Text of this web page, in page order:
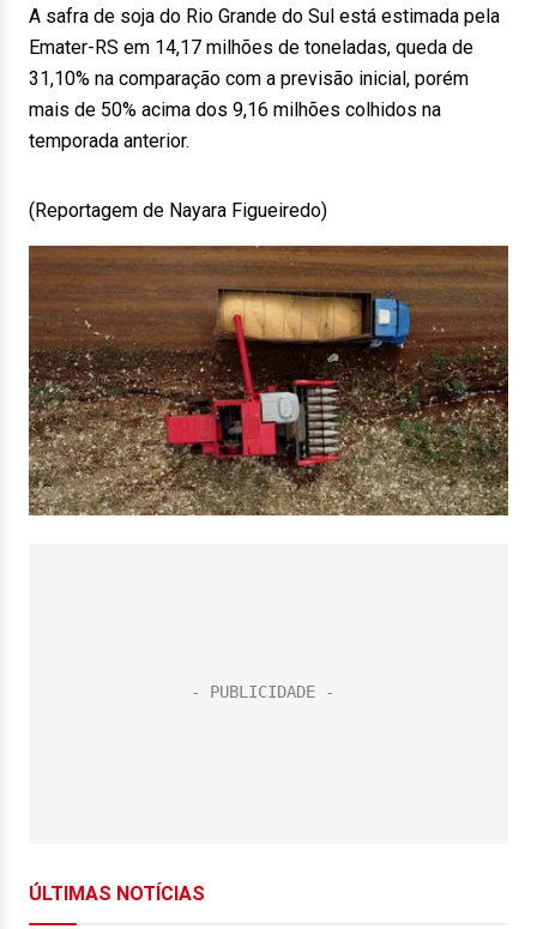
A safra de soja do Rio Grande do Sul está estimada pela
Emater-RS em 14,17 milhões de toneladas, queda de
31,10% na comparação com a previsão inicial, porém
mais de 50% acima dos 9,16 milhões colhidos na
temporada anterior.
(Reportagem de Nayara Figueiredo)